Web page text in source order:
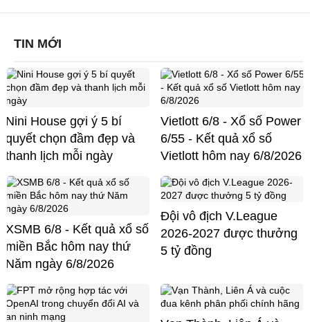
TIN MỚI
Nini House gợi ý 5 bí
quyết chọn đầm đẹp và
thanh lịch mỗi ngày
Vietlott 6/8 - Xổ số Power
6/55 - Kết quả xổ số
Vietlott hôm nay 6/8/2026
XSMB 6/8 - Kết quả xổ số
miền Bắc hôm nay thứ
Năm ngày 6/8/2026
Đội vô địch V.League
2026-2027 được thưởng
5 tỷ đồng